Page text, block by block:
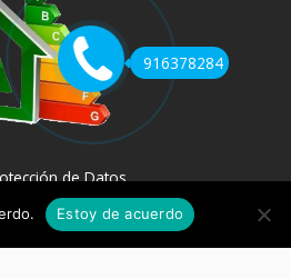
de Datos
Estoy de acuerdo
916378284